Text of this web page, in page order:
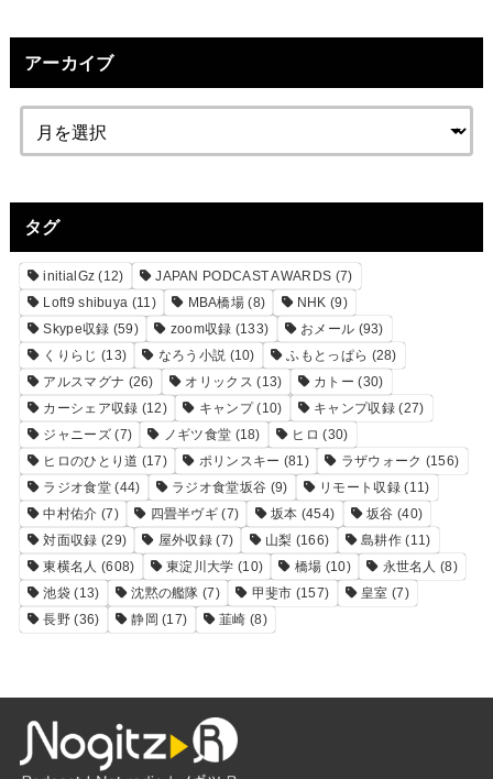
アーカイブ
タグ
initialGz (12) JAPAN PODCAST AWARDS (7)
Loft9 shibuya (11) MBA橋場 (8) NHK (9)
Skype収録 (59) zoom収録 (133) おメール (93)
くりらじ (13) なろう小説 (10) ふもとっぱら (28)
アルスマグナ (26) オリックス (13) カトー (30)
カーシェア収録 (12) キャンプ(10) キャンプ収録(27)
ジャニーズ(7) ノギツ食堂 (18) ヒロ (30)
ヒロのひとり道 (17) ポリンスキー (81) ラザウォーク (156)
ラジオ食堂(44) ラジオ食堂坂谷 (9) リモート収録(11)
中村佑介 (7) 四畳半ヴギ (7) 坂本 (454) 坂谷 (40)
対面収録 (29) 屋外収録 (7) 山梨 (166) 島耕作(11)
東横名人 (608) 東淀川大学 (10) 橋場 (10) 永世名人 (8)
池袋 (13) 沈黙の艦隊 (7) 甲斐市 (157) 皇室 (7)
長野 (36) 静岡 (17) 韮崎 (8)